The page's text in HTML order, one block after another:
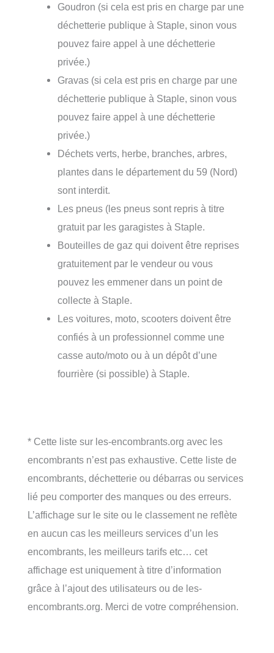
Goudron (si cela est pris en charge par une
déchetterie publique à Staple, sinon vous
pouvez faire appel à une déchetterie
privée.)
Gravas (si cela est pris en charge par une
déchetterie publique à Staple, sinon vous
pouvez faire appel à une déchetterie
privée.)
Déchets verts, herbe, branches, arbres,
plantes dans le département du 59 (Nord)
sont interdit.
Les pneus (les pneus sont repris à titre
gratuit par les garagistes à Staple.
Bouteilles de gaz qui doivent être reprises
gratuitement par le vendeur ou vous
pouvez les emmener dans un point de
collecte à Staple.
Les voitures, moto, scooters doivent être
confiés à un professionnel comme une
casse auto/moto ou à un dépôt d’une
fourrière (si possible) à Staple.
* Cette liste sur les-encombrants.org avec les
encombrants n’est pas exhaustive. Cette liste de
encombrants, déchetterie ou débarras ou services
lié peu comporter des manques ou des erreurs.
L’affichage sur le site ou le classement ne reflète
en aucun cas les meilleurs services d’un les
encombrants, les meilleurs tarifs etc… cet
affichage est uniquement à titre d’information
grâce à l’ajout des utilisateurs ou de les-
encombrants.org. Merci de votre compréhension.